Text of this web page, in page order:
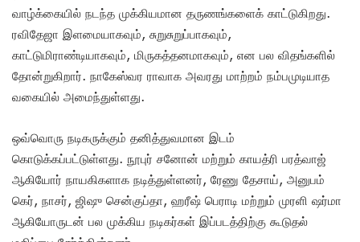
வாழ்க்கையில் நடந்த முக்கியமான தருணங்களைக் காட்டுகிறது.
ரவிதேஜா இளமையாகவும், சுறுசுறுப்பாகவும்,
காட்டுமிராண்டியாகவும், மிருகத்தனமாகவும், என பல விதங்களில்
தோன்றுகிறார். நாகேஸ்வர ராவாக அவரது மாற்றம் நம்பமுடியாத
வகையில் அமைந்துள்ளது.
ஒவ்வொரு நடிகருக்கும் தனித்துவமான இடம்
கொடுக்கப்பட்டுள்ளது. நூபுர் சனோன் மற்றும் காயத்ரி பரத்வாஜ்
ஆகியோர் நாயகிகளாக நடித்துள்ளனர், ரேணு தேசாய், அனுபம்
கெர், நாசர், ஜிஷு சென்குப்தா, ஹரீஷ் பெராடி மற்றும் முரளி ஷர்மா
ஆகியோருடன் பல முக்கிய நடிகர்கள் இப்படத்திற்கு கூடுதல்